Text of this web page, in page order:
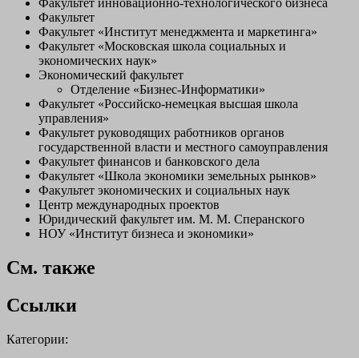
Факультет
Факультет «Институт менеджмента и маркетинга»
Факультет «Московская школа социальных и
экономических наук»
Экономический факультет
Отделение «Бизнес-Информатики»
Факультет «Российско-немецкая высшая школа
управления»
Факультет руководящих работников органов
государственной власти и местного самоуправления
Факультет финансов и банковского дела
Факультет «Школа экономики земельных рынков»
Факультет экономических и социальных наук
Центр международных проектов
Юридический факультет им. М. М. Сперанского
НОУ «Институт бизнеса и экономики»
См. также
Ссылки
Категории: